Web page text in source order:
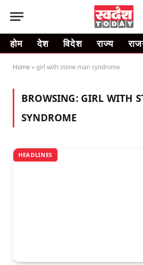
होम देश विदेश राज्य
Home »girl with stone man syndrome
BROWSING: GIRL WITH
SYNDROME
HEADLINES